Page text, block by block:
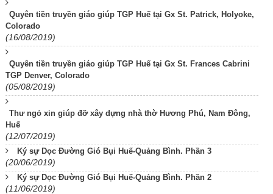
Quyên tiền truyền giáo giúp TGP Huế tại Gx St. Patrick, Holyoke,
Colorado
(16/08/2019)
Quyên tiền truyền giáo giúp TGP Huế tại Gx St. Frances Cabrini
TGP Denver, Colorado
(05/08/2019)
Thư ngỏ xin giúp đỡ xây dựng nhà thờ Hương Phú, Nam Đông,
Huế
(12/07/2019)
Ký sự Dọc Đường Gió Bụi Huế-Quảng Bình. Phần 3
(20/06/2019)
Ký sự Dọc Đường Gió Bụi Huế-Quảng Bình. Phần 2
(11/06/2019)